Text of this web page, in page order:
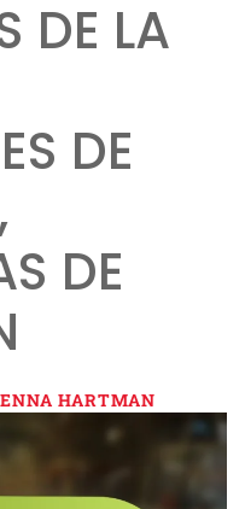
DE LA
DE
DE
HARTMAN